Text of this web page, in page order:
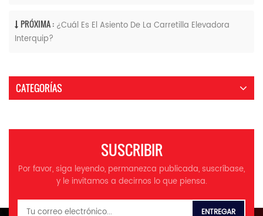
PRÓXIMA : ¿Cuál Es El Asiento De La Carretilla Elevadora
Interquip?
CATEGORÍAS
SUSCRIBIR
Por favor, siga leyendo, permanezca publicada, suscríbase,
y le invitamos a decirnos lo que piensa.